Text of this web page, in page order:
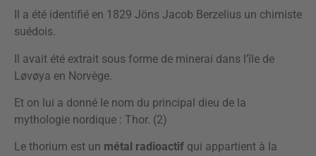
Il a été identifié en 1829 Jöns Jacob Berzelius un chimiste
suédois.
Il avait été extrait sous forme de minerai dans l’île de
Løvøya en Norvège.
Et on lui a donné le nom du principal dieu de la
mythologie nordique : Thor. (2)
Le thorium est un métal radioactif qui appartient à la